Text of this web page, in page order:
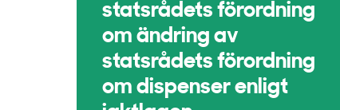
statsrådets förordning
om ändring av
statsrådets förordning
om dispenser enligt